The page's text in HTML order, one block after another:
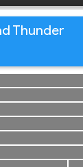
Thunder